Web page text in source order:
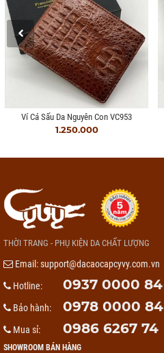
Ví Cá Sấu Da Nguyên Con VC953
1.250.000
THỜI TRANG - PHỤ KIỆN DA CHẤT LƯỢNG
Email:support@dacaocapcyvy.com.vn
Hotline:
0937 0000 84
Bảo hành: 0978 0000 84
Mua sỉ: 0986 6267 74
SHOWROOM BÁN HÀNG